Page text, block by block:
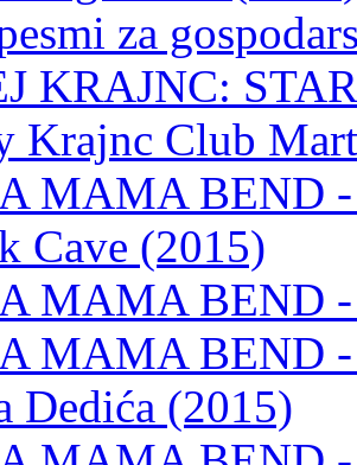
za
KRAJNC:
Krajnc Club
MAMA BEND
Cave (2015)
MAMA BEND
MAMA BEND -
Dedića (2015)